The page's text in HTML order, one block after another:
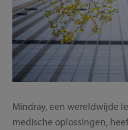
Mindray, een wereldwijde
medische oplossingen,